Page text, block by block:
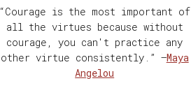
“Courage is the most important of
all the virtues because without
courage, you can't practice any
other virtue consistently.” —Maya
Angelou